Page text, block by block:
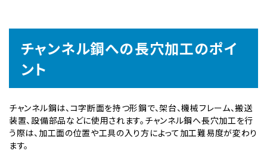
チャンネル鋼への長穴加工のポイ
ント
チャンネル鋼は、コ字断面を持つ形鋼で、架台、機械フレーム、搬送
装置、設備部品などに使用されます。チャンネル鋼へ長穴加工を行
う際は、加工面の位置や工具の入り方によって加工難易度が変わり
ます。